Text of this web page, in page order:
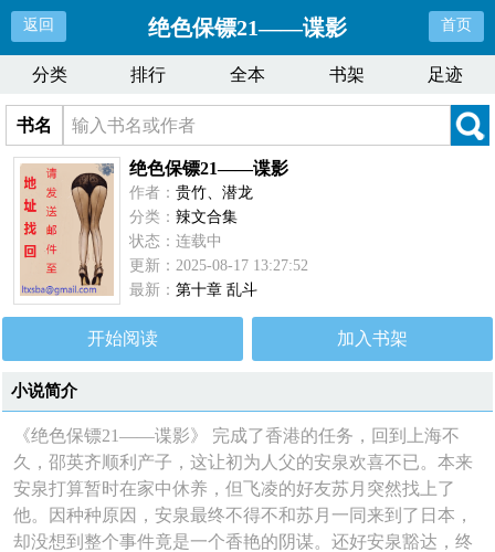
返回 绝色保镖21——谍影 首页
分类 排行 全本 书架 足迹
书名
绝色保镖21——谍影
作者：贵竹、潜龙
分类：辣文合集
状态：连载中
更新：2025-08-17 13:27:52
最新：第十章 乱斗
开始阅读 加入书架
小说简介
《绝色保镖21——谍影》 完成了香港的任务，回到上海不
久，邵英齐顺利产子，这让初为人父的安泉欢喜不已。本来
安泉打算暂时在家中休养，但飞凌的好友苏月突然找上了
他。因种种原因，安泉最终不得不和苏月一同来到了日本，
却没想到整个事件竟是一个香艳的阴谋。还好安泉豁达，终